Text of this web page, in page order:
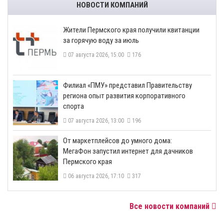
НОВОСТИ КОМПАНИЙ
​Жители Пермского края получили квитанции
за горячую воду за июль
07 августа 2026, 15:00 176
​Филиал «ПМУ» представил Правительству
региона опыт развития корпоративного
спорта
07 августа 2026, 13:00 196
От маркетплейсов до умного дома:
МегаФон запустил интернет для дачников
Пермского края
06 августа 2026, 17:10 317
Все новости компаний